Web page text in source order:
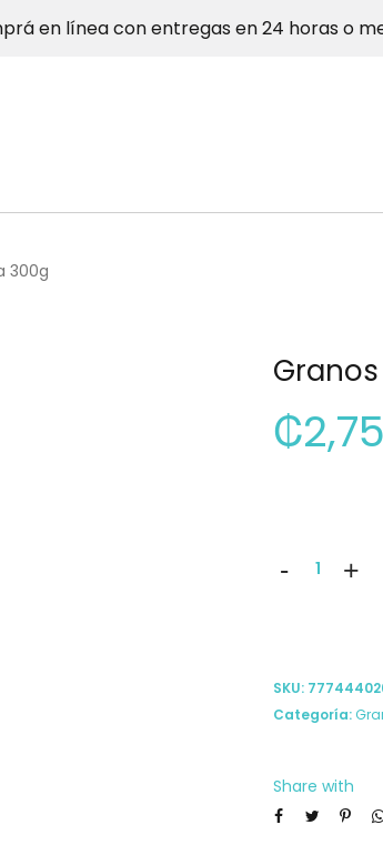
en línea con entregas en 24 horas o
300g
₡
-
300g
+
SKU:
Categoría:
Share with